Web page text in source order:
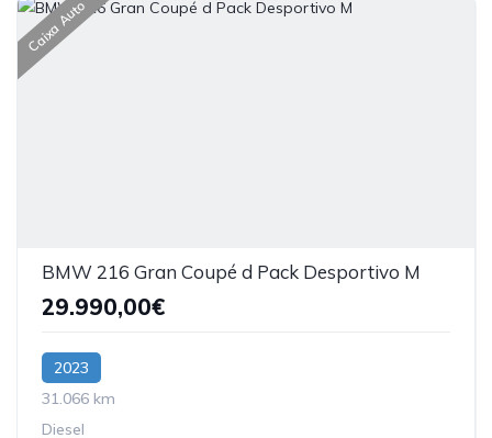
Caixa Auto
BMW 216 Gran Coupé d Pack Desportivo M
29.990,00€
2023
31.066 km
Diesel